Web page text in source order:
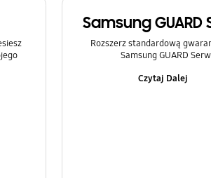
Samsung
Rozszerz standardową
Samsung GUARD
Czytaj Dalej